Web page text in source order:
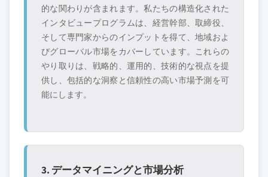
的な関わりが含まれます。私たちの構造化された
インタビュープログラムは、経営幹部、取締役、
そして専門家からのインプットを得て、地域およ
びグローバル市場をカバーしています。これらの
やり取りは、戦略的、運用的、技術的な視点を提
供し、包括的な洞察と信頼性の高い市場予測を可
能にします。
3. データマイニングと市場分析